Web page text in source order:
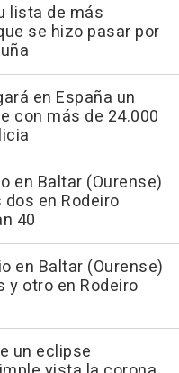
lista de más
se hizo pasar por
en España un
con más de 24.000
en Baltar (Ourense)
en Rodeiro
40
en Baltar (Ourense)
y otro en Rodeiro
un eclipse